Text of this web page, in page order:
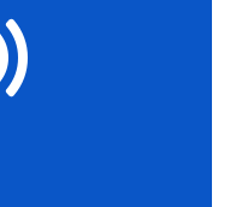
Management ?
pour discuter
équipe.